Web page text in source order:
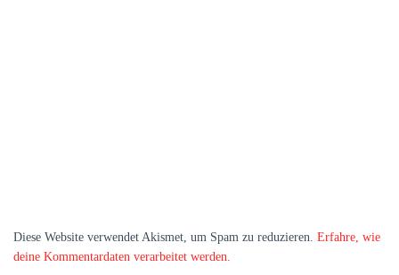
Diese Website verwendet Akismet, um Spam zu reduzieren. Erfahre, wie
deine Kommentardaten verarbeitet werden.